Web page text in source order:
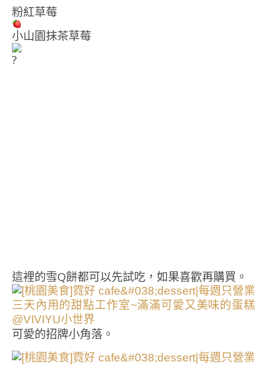
粉紅草莓
小山園抹茶草莓
這裡的雪Q餅都可以先試吃，如果喜歡再購買。
可愛的招牌小角落。